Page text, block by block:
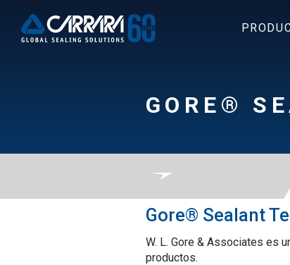
GORE®
Gore® Sealant
W. L. Gore & Associates es
productos.